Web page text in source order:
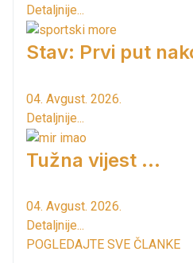
Detaljnije...
Stav: Prvi put
04. Avgust. 2026.
Detaljnije...
Tužna vijest ...
04. Avgust. 2026.
Detaljnije...
POGLEDAJTE SVE ČLANKE